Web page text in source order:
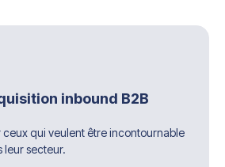
inbound B2B
ceux qui veulent être incontournable
leur secteur.